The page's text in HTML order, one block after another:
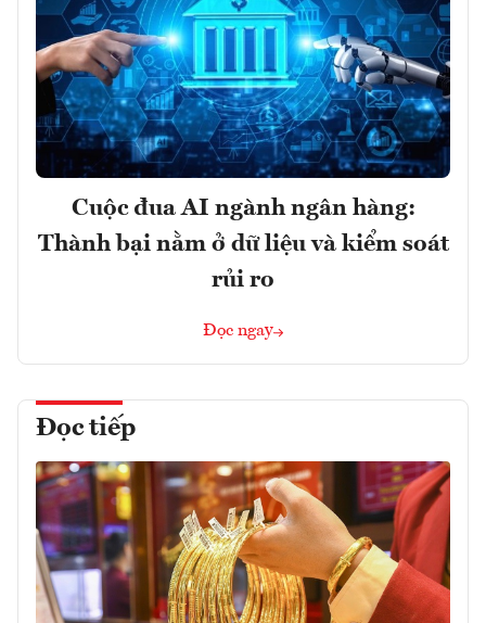
Cuộc đua AI ngành ngân hàng:
Thành bại nằm ở dữ liệu và kiểm soát
rủi ro
Đọc ngay
Đọc tiếp